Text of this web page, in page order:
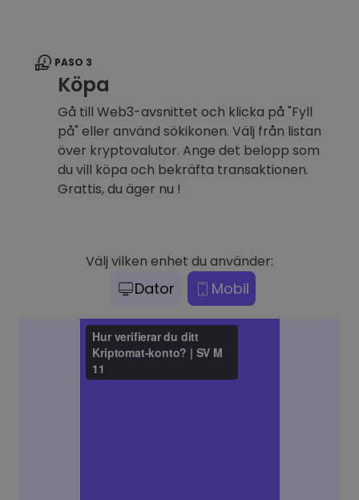
PASO 3
Köpa
Gå till Web3-avsnittet och klicka på "Fyll
på" eller använd sökikonen. Välj från listan
över kryptovalutor. Ange det belopp som
du vill köpa och bekräfta transaktionen.
Grattis, du äger nu !
Välj vilken enhet du använder:
Dator Mobil